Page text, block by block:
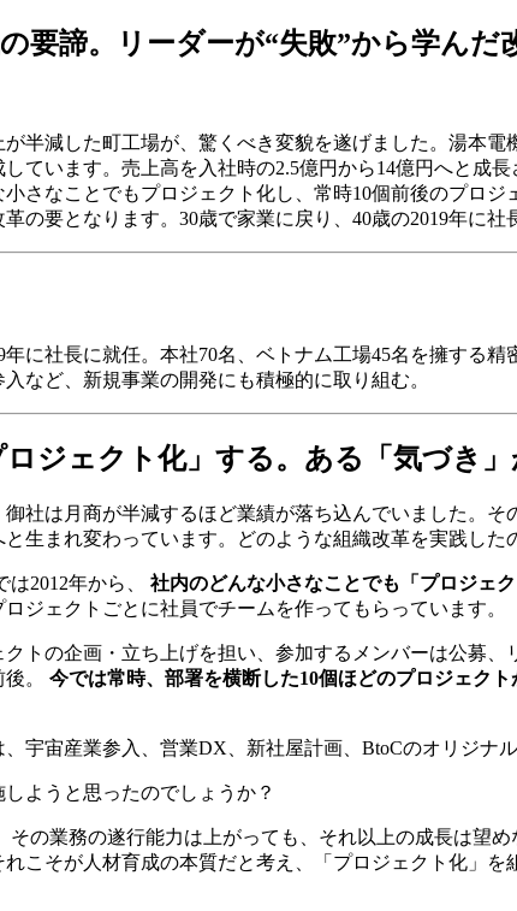
要諦。リーダーが“失敗”から学んだ
半減した町工場が、驚くべき変貌を遂げました。湯本
ています。売上高を入社時の2.5億円から14億円へと
さなことでもプロジェクト化し、常時10個前後のプロ
の要となります。30歳で家業に戻り、40歳の2019年に
年に社長に就任。本社70名、ベトナム工場45名を擁する
など、新規事業の開発にも積極的に取り組む。
ジェクト化」する。ある「気づき
社は月商が半減するほど業績が落ち込んでいました。
生まれ変わっています。どのような組織改革を実践した
は2012年から、 社内のどんな小さなことでも「プロジェ
ジェクトごとに社員でチームを作ってもらっています。
トの企画・立ち上げを担い、参加するメンバーは公募
。 今では常時、部署を横断した10個ほどのプロジェクト
宇宙産業参入、営業DX、新社屋計画、BtoCのオリジナ
ようと思ったのでしょうか？
その業務の遂行能力は上がっても、それ以上の成長は望
こそが人材育成の本質だと考え、「プロジェクト化」